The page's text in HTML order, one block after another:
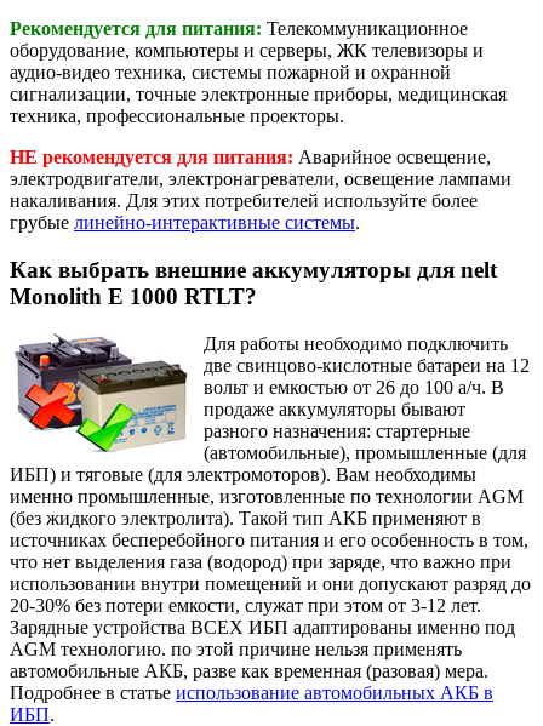
Рекомендуется для питания: Телекоммуникационное
оборудование, компьютеры и серверы, ЖК телевизоры и
аудио-видео техника, системы пожарной и охранной
сигнализации, точные электронные приборы, медицинская
техника, профессиональные проекторы.
НЕ рекомендуется для питания: Аварийное освещение,
электродвигатели, электронагреватели, освещение лампами
накаливания. Для этих потребителей используйте более
грубые линейно-интерактивные системы.
Как выбрать внешние аккумуляторы для nelt
Monolith E 1000 RTLT?
Для работы необходимо подключить
две свинцово-кислотные батареи на 12
вольт и емкостью от 26 до 100 а/ч. В
продаже аккумуляторы бывают
разного назначения: стартерные
(автомобильные), промышленные (для
ИБП) и тяговые (для электромоторов). Вам необходимы
именно промышленные, изготовленные по технологии AGM
(без жидкого электролита). Такой тип АКБ применяют в
источниках бесперебойного питания и его особенность в том,
что нет выделения газа (водород) при заряде, что важно при
использовании внутри помещений и они допускают разряд до
20-30% без потери емкости, служат при этом от 3-12 лет.
Зарядные устройства ВСЕХ ИБП адаптированы именно под
AGM технологию. по этой причине нельзя применять
автомобильные АКБ, разве как временная (разовая) мера.
Подробнее в статье использование автомобильных АКБ в
ИБП.